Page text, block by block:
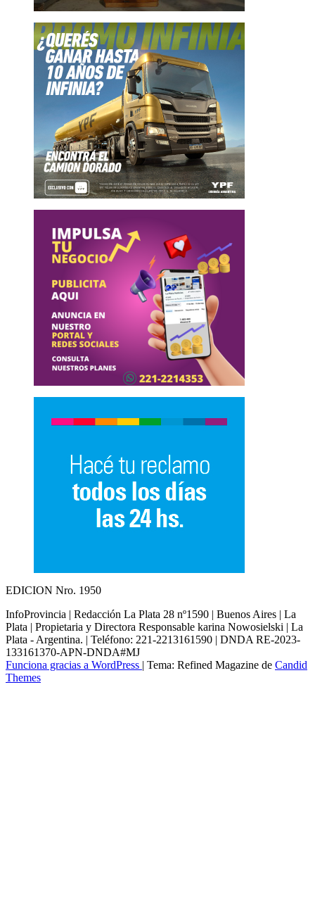
EDICION Nro. 1950
InfoProvincia | Redacción La Plata 28 nº1590 | Buenos Aires | La
Plata | Propietaria y Directora Responsable karina Nowosielski | La
Plata - Argentina. | Teléfono: 221-2213161590 | DNDA RE-2023-
133161370-APN-DNDA#MJ
Funciona gracias a WordPress | Tema: Refined Magazine de Candid
Themes